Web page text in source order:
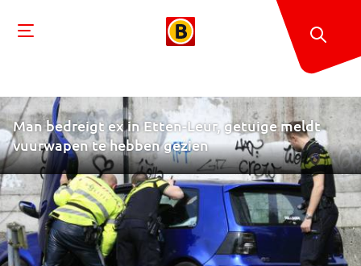
Man bedreigt ex in Etten-Leur, getuige meldt
vuurwapen te hebben gezien